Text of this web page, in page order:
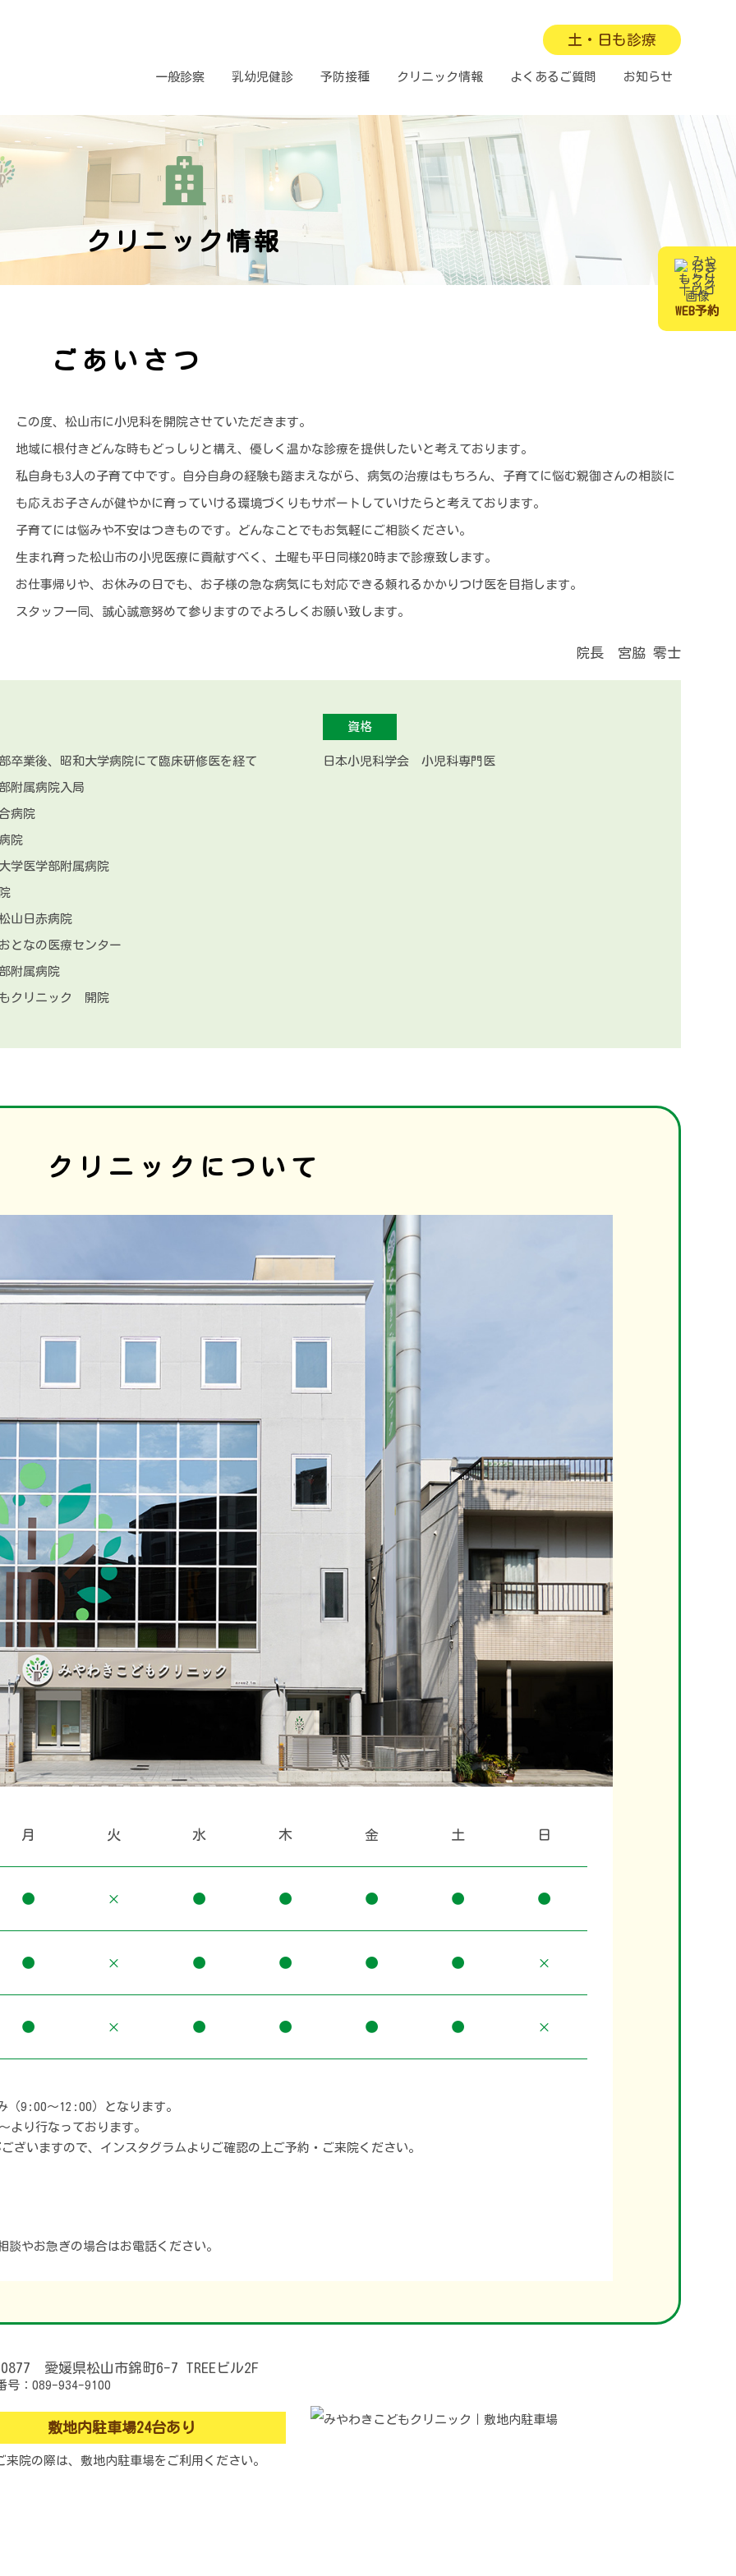
土・日も診療
一般診察 乳幼児健診 予防接種 クリニック情報 よくあるご質問 お知らせ
WEB予約
クリニック情報
ごあいさつ
この度、松山市に小児科を開院させていただきます。
地域に根付きどんな時もどっしりと構え、優しく温かな診療を提供したいと考えております。
私自身も3人の子育て中です。自分自身の経験も踏まえながら、病気の治療はもちろん、子育てに悩む親御さんの相談に
も応えお子さんが健やかに育っていける環境づくりもサポートしていけたらと考えております。
子育てには悩みや不安はつきものです。どんなことでもお気軽にご相談ください。
生まれ育った松山市の小児医療に貢献すべく、土曜も平日同様20時まで診療致します。
お仕事帰りや、お休みの日でも、お子様の急な病気にも対応できる頼れるかかりつけ医を目指します。
スタッフ一同、誠心誠意努めて参りますのでよろしくお願い致します。
院長 宮脇 零士
卒業後、昭和大学病院にて臨床研修医を経て
附属病院入局
病院
院
学医学部附属病院
山日赤病院
となの医療センター
附属病院
クリニック 開院
資格
日本小児科学会 小児科専門医
クリニックについて
月 火 水 木 金 土 日
● × ● ● ● ● ●
● × ● ● ● ● ×
● × ● ● ● ● ×
9:00〜12:00）となります。
より行なっております。
ざいますので、インスタグラムよりご確認の上ご予約・ご来院ください。
談やお急ぎの場合はお電話ください。
愛媛県松山市錦町6-7 TREEビル2F
敷地内駐車場24台あり
来院の際は、 敷地内駐車場をご利用ください。